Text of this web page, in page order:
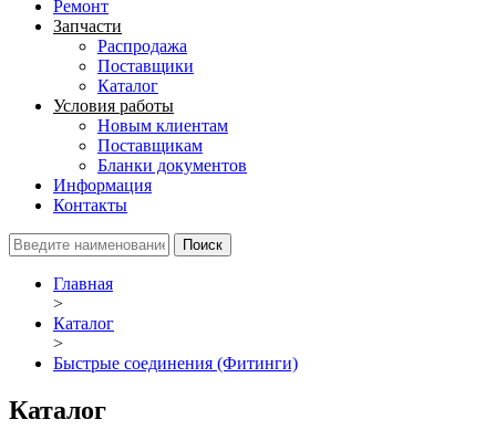
Ремонт
Запчасти
Распродажа
Поставщики
Каталог
Условия работы
Новым клиентам
Поставщикам
Бланки документов
Информация
Контакты
Главная
>
Каталог
>
Быстрые соединения (Фитинги)
Каталог